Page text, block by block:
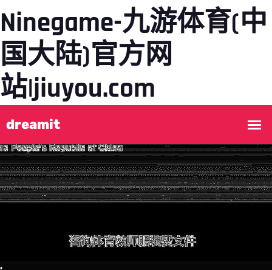
Ninegame-九游体育(中
国大陆)官方网
站|jiuyou.com